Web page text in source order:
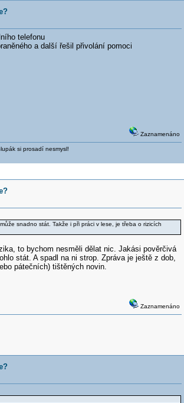
telefonu
a další řešil přivolání pomoci
Zaznamenáno
si prosadí nesmysl!
snadno stát. Takže i při práci v lese, je třeba o rizicích
to bychom nesměli dělat nic. Jakási pověrčivá
stát. A spadl na ni strop. Zpráva je ještě z dob,
pátečních) tištěných novin.
Zaznamenáno